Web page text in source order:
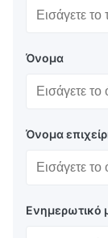
Όνομα
Όνομα
Ενημερωτικό